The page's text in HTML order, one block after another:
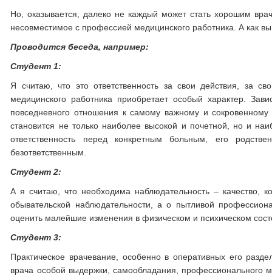
Но, оказывается, далеко не каждый может стать хорошим
несовместимое с профессией медицинского работника. А как
Проводится беседа, например:
Студент 1:
Я считаю, что это ответственность за свои действия, за
медицинского работника приобретает особый характер.
повседневного отношения к самому важному и сокровенному
становится не только наиболее высокой и почетной, но и
ответственность перед конкретным больным, его
безответственным.
Студент 2:
А я считаю, что необходима наблюдательность – качество,
обывательской наблюдательности, а о пытливой
оценить малейшие изменения в физическом и психическом
Студент 3:
Практическое врачевание, особенно в оперативных его
врача особой выдержки, самообладания, профессионального